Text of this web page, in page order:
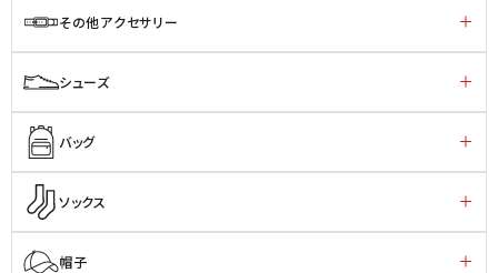
その他アクセサリー
シューズ
バッグ
ソックス
帽子